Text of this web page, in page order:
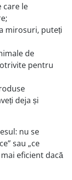
care le
mirosuri, puteți
de
pentru
deja și
nu se
sau „ce
eficient dacă